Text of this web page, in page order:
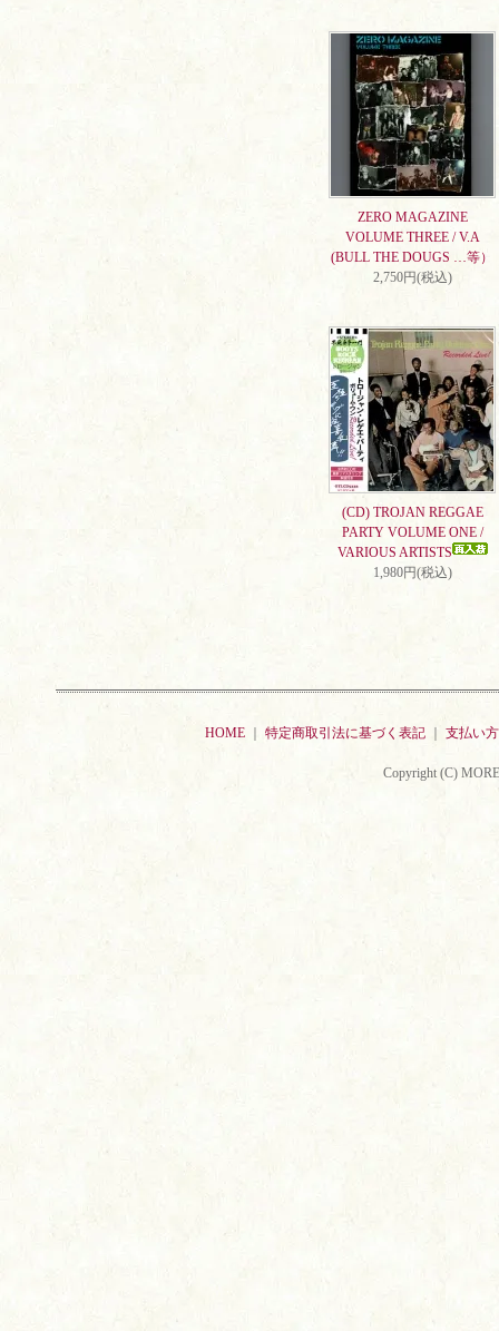
ZERO MAGAZINE
VOLUME THREE / V.A
(BULL THE DOUGS …等）
2,750円(税込)
(CD) TROJAN REGGAE
PARTY VOLUME ONE /
VARIOUS ARTISTS
1,980円(税込)
HOME 特定商取引法に基づく表記 支払い
Copyright (C)